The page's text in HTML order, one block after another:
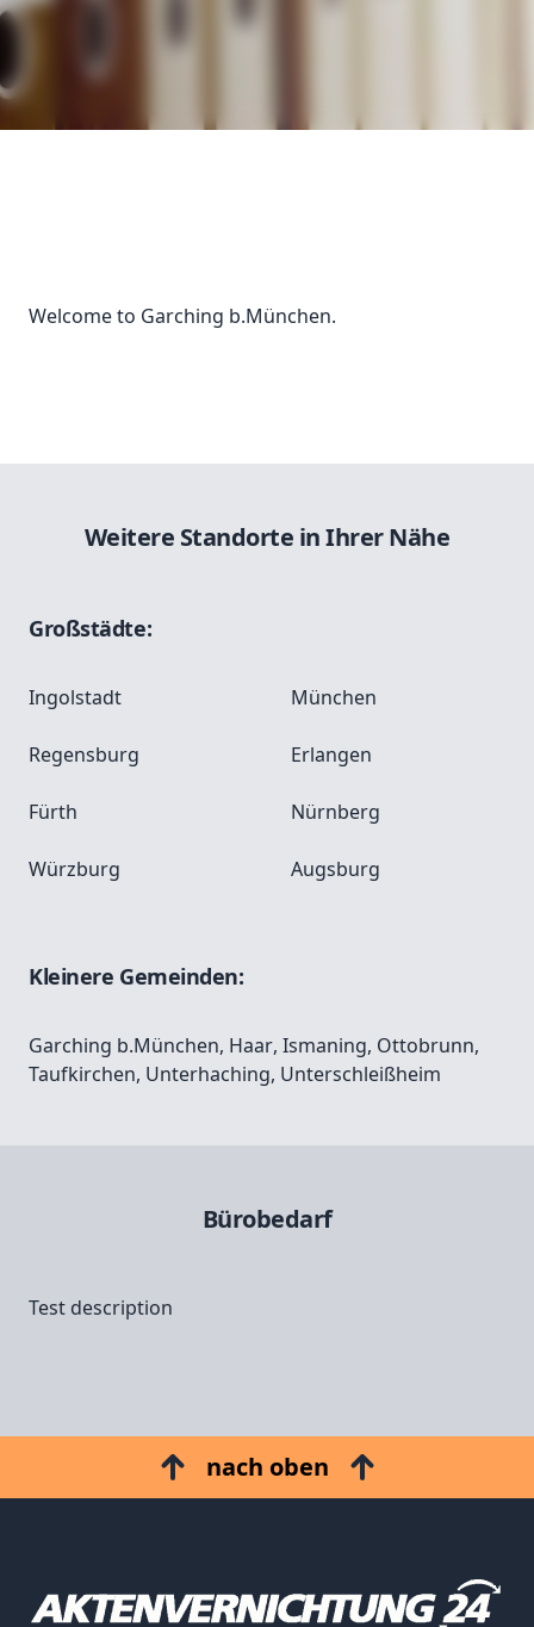
Welcome to Garching b.München.
Weitere Standorte in Ihrer Nähe
Großstädte:
Ingolstadt München
Regensburg Erlangen
Fürth Nürnberg
Würzburg Augsburg
Kleinere Gemeinden:
Garching b.München, Haar, Ismaning, Ottobrunn,
Taufkirchen, Unterhaching, Unterschleißheim
Bürobedarf
Test description
nach oben